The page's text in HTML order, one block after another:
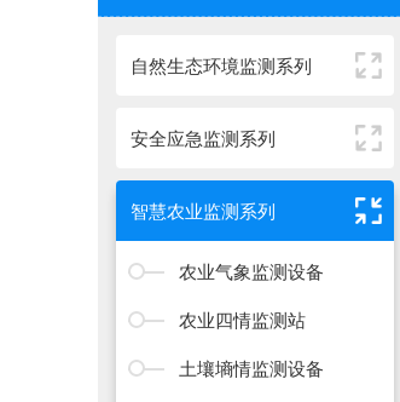
自然生态环境监测系列
安全应急监测系列
智慧农业监测系列
农业气象监测设备
农业四情监测站
土壤墒情监测设备